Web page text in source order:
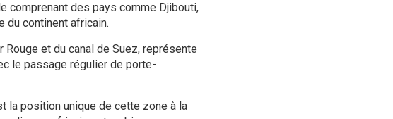
comprenant des pays comme Djibouti,
du continent africain.
et du canal de Suez, représente
le passage régulier de porte-
la position unique de cette zone à la